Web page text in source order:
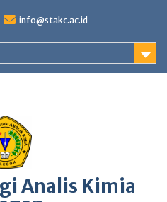
info@stakc.ac.id
Analis Kimia